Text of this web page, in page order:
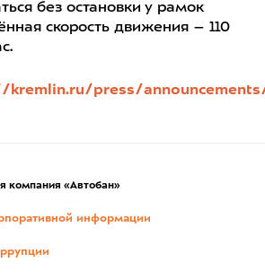
без остановки у рамок
скорость движения – 110
press/
компания «Автобан»
информации